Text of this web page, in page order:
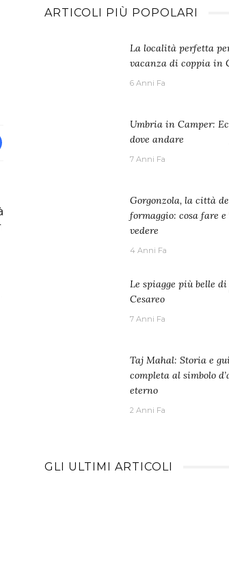
ARTICOLI PIÙ POPOLARI
La località perfetta
vacanza di coppia in
6 Anni Fa
Umbria in Camper:
dove andare
7 Anni Fa
Gorgonzola, la città
formaggio: cosa fare e
vedere
4 Anni Fa
Le spiagge più belle di
Cesareo
7 Anni Fa
Taj Mahal: Storia e
completa al simbolo
eterno
2 Anni Fa
GLI ULTIMI ARTICOLI